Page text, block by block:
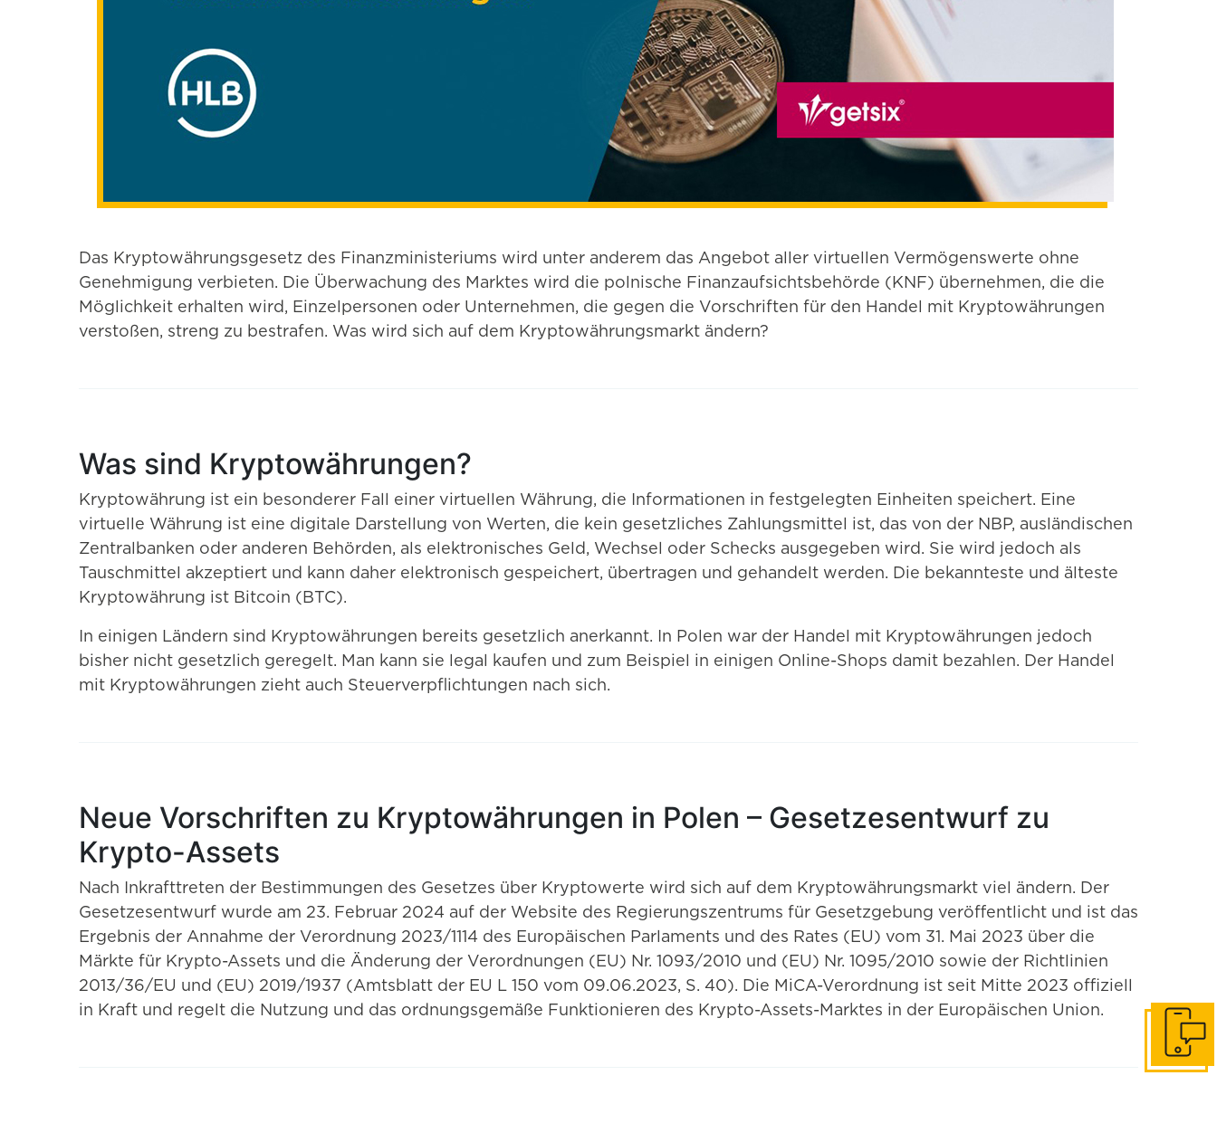
Das Kryptowährungsgesetz des Finanzministeriums wird unter anderem das Angebot aller virtuellen Vermögenswerte ohne
Genehmigung verbieten. Die Überwachung des Marktes wird die polnische Finanzaufsichtsbehörde (KNF) übernehmen, die die
Möglichkeit erhalten wird, Einzelpersonen oder Unternehmen, die gegen die Vorschriften für den Handel mit Kryptowährungen
verstoßen, streng zu bestrafen. Was wird sich auf dem Kryptowährungsmarkt ändern?
Was sind Kryptowährungen?
Kryptowährung ist ein besonderer Fall einer virtuellen Währung, die Informationen in festgelegten Einheiten speichert. Eine
virtuelle Währung ist eine digitale Darstellung von Werten, die kein gesetzliches Zahlungsmittel ist, das von der NBP, ausländischen
Zentralbanken oder anderen Behörden, als elektronisches Geld, Wechsel oder Schecks ausgegeben wird. Sie wird jedoch als
Tauschmittel akzeptiert und kann daher elektronisch gespeichert, übertragen und gehandelt werden. Die bekannteste und älteste
Kryptowährung ist Bitcoin (BTC).
In einigen Ländern sind Kryptowährungen bereits gesetzlich anerkannt. In Polen war der Handel mit Kryptowährungen jedoch
bisher nicht gesetzlich geregelt. Man kann sie legal kaufen und zum Beispiel in einigen Online-Shops damit bezahlen. Der Handel
mit Kryptowährungen zieht auch Steuerverpflichtungen nach sich.
Neue Vorschriften zu Kryptowährungen in Polen – Gesetzesentwurf zu
Krypto-Assets
Nach Inkrafttreten der Bestimmungen des Gesetzes über Kryptowerte wird sich auf dem Kryptowährungsmarkt viel ändern. Der
Gesetzesentwurf wurde am 23. Februar 2024 auf der Website des Regierungszentrums für Gesetzgebung veröffentlicht und ist das
Ergebnis der Annahme der Verordnung 2023/1114 des Europäischen Parlaments und des Rates (EU) vom 31. Mai 2023 über die
Märkte für Krypto-Assets und die Änderung der Verordnungen (EU) Nr. 1093/2010 und (EU) Nr. 1095/2010 sowie der Richtlinien
2013/36/EU und (EU) 2019/1937 (Amtsblatt der EU L 150 vom 09.06.2023, S. 40). Die MiCA-Verordnung ist seit Mitte 2023 offiziell
in Kraft und regelt die Nutzung und das ordnungsgemäße Funktionieren des Krypto-Assets-Marktes in der Europäischen Union.
In